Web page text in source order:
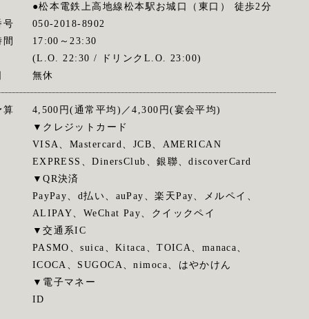
●松本電鉄上高地線松本駅お城口（東口） 徒歩2分
号
050-2018-8902
17:00～23:30
(L.O. 22:30 / ドリンクL.O. 23:00)
無休
算
4,500円(通常平均)／4,300円(宴会平均)
▼クレジットカード
VISA、Mastercard、JCB、AMERICAN
EXPRESS、DinersClub、銀聯、discoverCard
▼QR決済
PayPay、d払い、auPay、楽天Pay、メルペイ、
ALIPAY、WeChat Pay、クイックペイ
▼交通系IC
PASMO、suica、Kitaca、TOICA、manaca、
ICOCA、SUGOCA、nimoca、はやかけん
▼電子マネー
ID